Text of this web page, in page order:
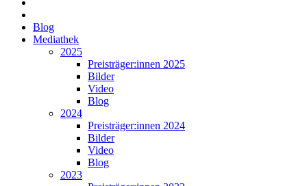
Blog
Mediathek
2025
Preisträger:innen 2025
Bilder
Video
Blog
2024
Preisträger:innen 2024
Bilder
Video
Blog
2023